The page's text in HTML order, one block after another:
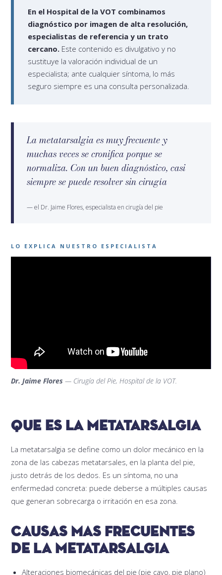
En el Hospital de la VOT combinamos
diagnóstico por imagen de alta resolución,
especialistas de referencia y un trato
cercano. Este contenido es divulgativo y no
sustituye la valoración individual de un
especialista; ante cualquier síntoma, lo más
seguro siempre es una consulta personalizada.
La metatarsalgia es muy frecuente y
muchas veces se cronifica porque se
normaliza. Con un buen diagnóstico, casi
siempre se puede resolver sin cirugía
— el Dr. Jaime Flores, especialista en cirugía del pie
LO EXPLICA NUESTRO ESPECIALISTA
Dr. Jaime Flores — Cirugía del Pie, Hospital de la VOT.
Que es la metatarsalgia
La metatarsalgia se define como un dolor mecánico en la
zona de las cabezas metatarsales, en la planta del pie,
justo detrás de los dedos. Es un síntoma, no una
enfermedad concreta: puede deberse a múltiples causas
que generan sobrecarga o irritación en esa zona.
Causas mas frecuentes
de la metatarsalgia
Alteraciones biomecánicas del pie (pie cavo, pie plano)